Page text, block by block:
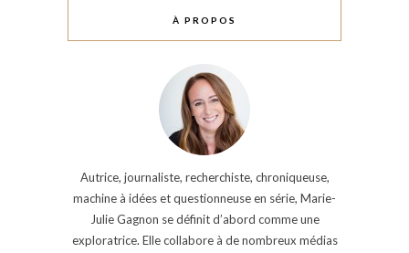
À PROPOS
Autrice, journaliste, recherchiste, chroniqueuse,
machine à idées et questionneuse en série, Marie-
Julie Gagnon se définit d’abord comme une
exploratrice. Elle collabore à de nombreux médias